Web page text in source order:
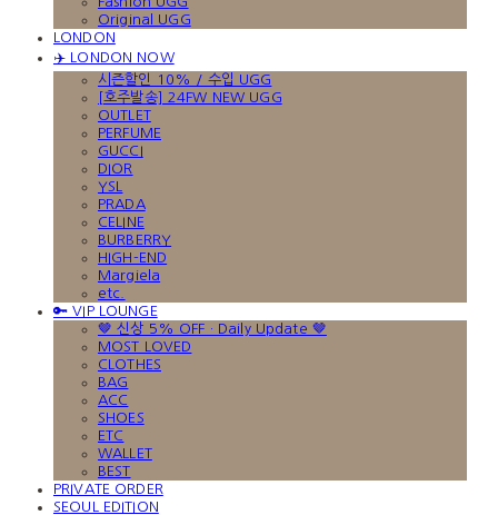
Original UGG
LONDON
✈️ LONDON NOW
시즌할인 10% / 수입 UGG
[호주발송] 24FW NEW UGG
OUTLET
PERFUME
GUCCI
DIOR
YSL
PRADA
CELINE
BURBERRY
HIGH-END
Margiela
etc.
🔑 VIP LOUNGE
🤎 신상 5% OFF · Daily Update 🤎
MOST LOVED
CLOTHES
BAG
ACC
SHOES
ETC
WALLET
BEST
PRIVATE ORDER
SEOUL EDITION